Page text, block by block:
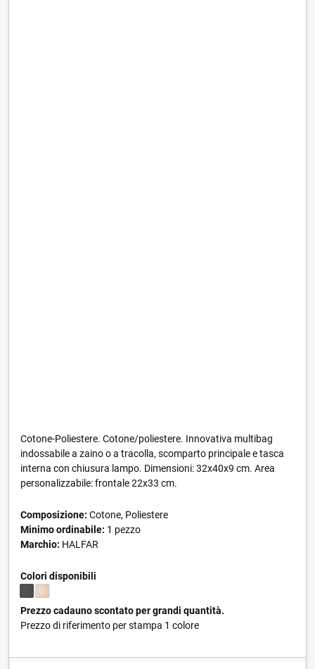
Cotone-Poliestere. Cotone/poliestere. Innovativa multibag
indossabile a zaino o a tracolla, scomparto principale e tasca
interna con chiusura lampo. Dimensioni: 32x40x9 cm. Area
personalizzabile: frontale 22x33 cm.
Composizione: Cotone, Poliestere
Minimo ordinabile: 1 pezzo
Marchio: HALFAR
Colori disponibili
Prezzo cadauno scontato per grandi quantità.
Prezzo di riferimento per stampa 1 colore